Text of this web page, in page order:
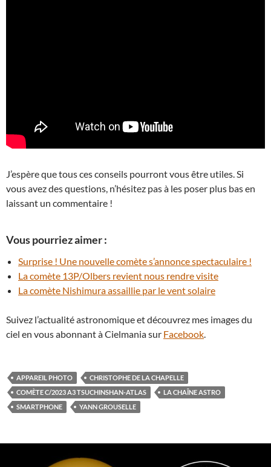
J’espère que tous ces conseils pourront vous être utiles. Si
vous avez des questions, n’hésitez pas à les poser plus bas en
laissant un commentaire !
Vous pourriez aimer :
Surprise ! Une nouvelle comète s’annonce spectaculaire !
La comète 13P/Olbers revient nous rendre visite
La comète Nishimura assaillie par le vent solaire
Suivez l’actualité astronomique et découvrez mes images du
ciel en vous abonnant à Cielmania sur Facebook.
APPAREIL PHOTO
CHRISTOPHE DE LA CHAPELLE
COMÈTE C/2023 A3 TSUCHINSHAN-ATLAS
LA CHAÎNE ASTRO
SMARTPHONE
YANN GROUSELLE